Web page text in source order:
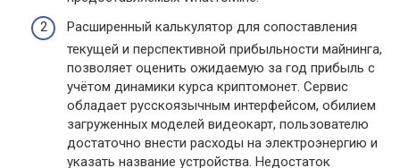
Расширенный калькулятор для сопоставления
текущей и перспективной прибыльности майнинга,
позволяет оценить ожидаемую за год прибыль с
учётом динамики курса криптомонет. Сервис
обладает русскоязычным интерфейсом, обилием
загруженных моделей видеокарт, пользователю
достаточно внести расходы на электроэнергию и
указать название устройства. Недостаток